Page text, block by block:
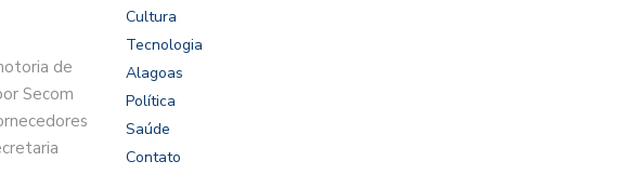
de
Secom
Cultura
Tecnologia
Alagoas
Política
Saúde
Contato